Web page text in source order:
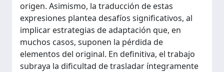
origen. Asimismo, la traducción de estas
expresiones plantea desafíos significativos, al
implicar estrategias de adaptación que, en
muchos casos, suponen la pérdida de
elementos del original. En definitiva, el trabajo
subraya la dificultad de trasladar íntegramente